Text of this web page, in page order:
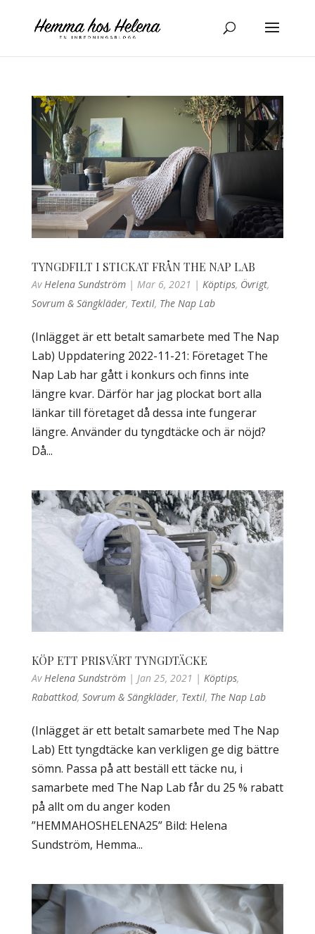
TYNGDFILT I STICKAT FRÅN THE NAP LAB
Av Helena Sundström| Mar 6, 2021 | Köptips, Övrigt,
Sovrum & Sängkläder, Textil, The Nap Lab
(Inlägget är ett betalt samarbete med The Nap
Lab) Uppdatering 2022-11-21: Företaget The
Nap Lab har gått i konkurs och finns inte
längre kvar. Därför har jag plockat bort alla
länkar till företaget då dessa inte fungerar
längre. Använder du tyngdtäcke och är nöjd?
Då...
KÖP ETT PRISVÄRT TYNGDTÄCKE
AvHelena Sundström| Jan 25, 2021 | Köptips,
Rabattkod, Sovrum & Sängkläder, Textil, The Nap Lab
(Inlägget är ett betalt samarbete med The Nap
Lab) Ett tyngdtäcke kan verkligen ge dig bättre
sömn. Passa på att beställ ett täcke nu, i
samarbete med The Nap Lab får du 25 % rabatt
på allt om du anger koden
”HEMMAHOSHELENA25” Bild: Helena
Sundström, Hemma...